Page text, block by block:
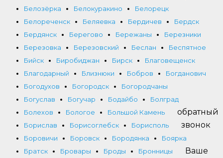
Белозёрка
Белокуракино
Белорецк
Белореченск
Беляевка Бердичев
Бердск
Бердянск
Берегово Бережаны
Березники
Березовка
Березовский Беслан
Беспятное
Бийск
Биробиджан Бирск
Благовещенск
Благодарный
Близнюки Бобров
Богданович
Богодухов
Богородск
Богородчаны
Богуслав
Богучар Бодайбо
Болград
Болехов
Бологое
Большой Камень
Борислав
Борисоглебск
Борисполь
Боровичи
Боровск Бородянка
Боярка
Братск
Бровары Броды
Бронницы
обратный
звонок
Ваше